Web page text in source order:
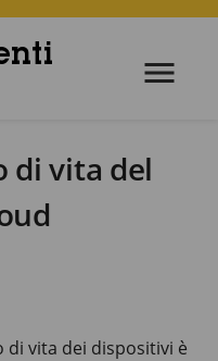
di vita del
di vita dei dispositivi è